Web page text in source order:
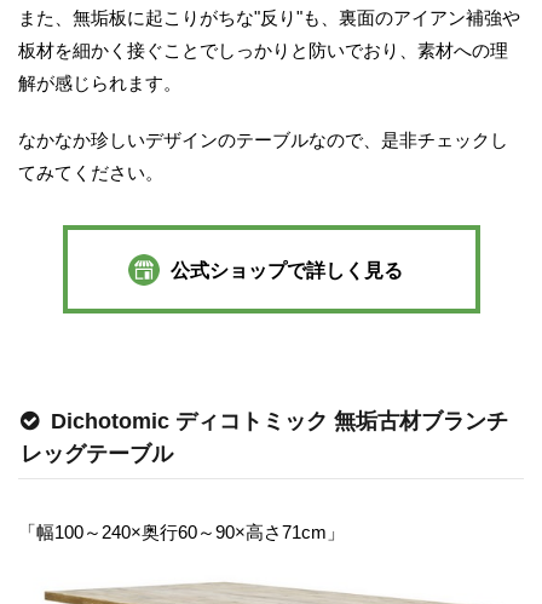
また、無垢板に起こりがちな"反り"も、裏面のアイアン補強や
板材を細かく接ぐことでしっかりと防いでおり、素材への理
解が感じられます。
なかなか珍しいデザインのテーブルなので、是非チェックし
てみてください。
公式ショップで詳しく見る
Dichotomic ディコトミック 無垢古材ブランチ
レッグテーブル
「幅100～240×奥行60～90×高さ71cm」